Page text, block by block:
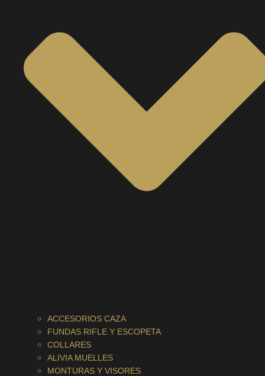
ACCESORIOS CAZA
FUNDAS RIFLE Y ESCOPETA
COLLARES
ALIVIA MUELLES
MONTURAS Y VISORES